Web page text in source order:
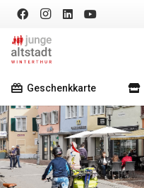
Geschenkkarte